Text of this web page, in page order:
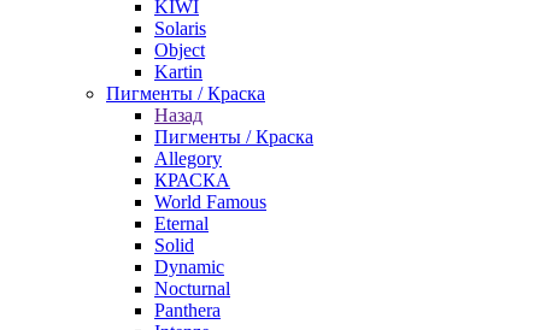
KIWI
Solaris
Object
Kartin
Пигменты / Краска
Назад
Пигменты / Краска
Allegory
КРАСКА
World Famous
Eternal
Solid
Dynamic
Nocturnal
Panthera